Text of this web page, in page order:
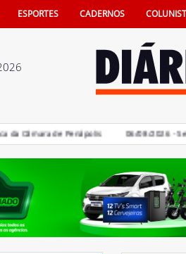
ESPORTES CADERNOS
de Penápolis 06/08/2026 -